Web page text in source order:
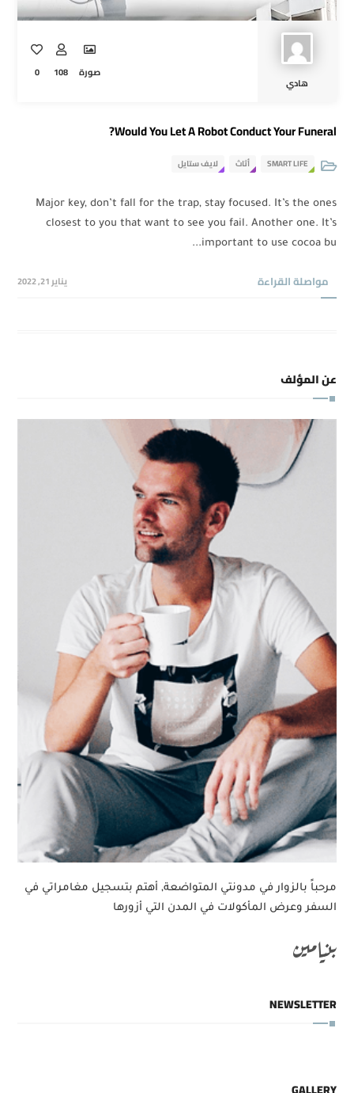
هادي
صورة 108
0
Would You Let A Robot Conduct Your Funeral?
SMART LIFE أثاث لايف ستايل
Major key, don’t fall for the trap, stay focused. It’s the ones
closest to you that want to see you fail. Another one. It’s
important to use cocoa bu...
مواصلة القراءة يناير 21, 2022
عن المؤلف
مرحباً بالزوار في مدونتي المتواضعة, أهتم بتسجيل مغامراتي في
السفر وعرض المأكولات في المدن التي أزورها
بنيامين
NEWSLETTER